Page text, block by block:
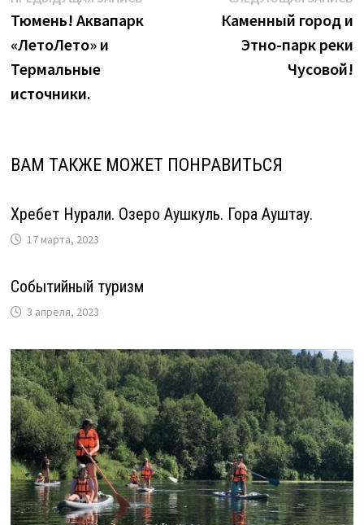
по
записям
запись:
Тюмень! Аквапарк
«ЛетоЛето» и
Термальные
источники.
Каменный город и
Этно-парк реки
Чусовой!
ВАМ ТАКЖЕ МОЖЕТ ПОНРАВИТЬСЯ
Хребет Нурали. Озеро Аушкуль. Гора Ауштау.
17 марта, 2023
Событийный туризм
3 апреля, 2023